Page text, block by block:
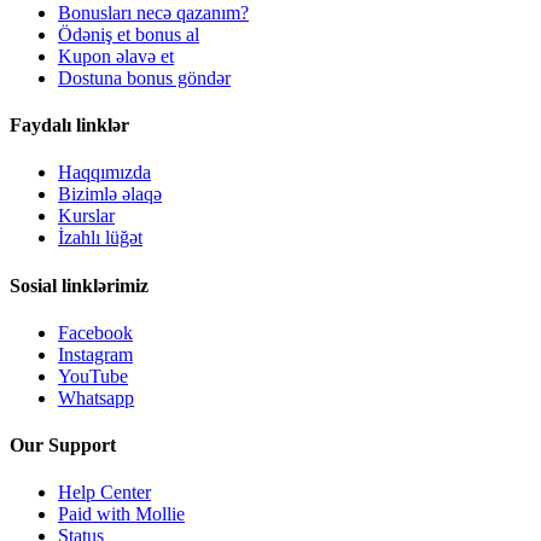
Bonusları necə qazanım?
Ödəniş et bonus al
Kupon əlavə et
Dostuna bonus göndər
Faydalı linklər
Haqqımızda
Bizimlə əlaqə
Kurslar
İzahlı lüğət
Sosial linklərimiz
Facebook
Instagram
YouTube
Whatsapp
Our Support
Help Center
Paid with Mollie
Status